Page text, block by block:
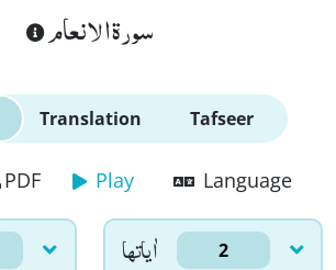
سورة الانعام
Translation Tafseer
PDF Play Language
اٰياتها 2